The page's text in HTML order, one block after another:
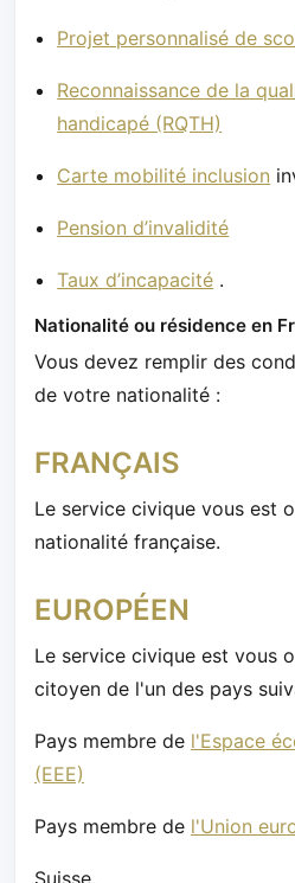
Projet personnalisé de
Reconnaissance de la
handicapé (RQTH)
Carte mobilité inclusion
Pension d’invalidité
Taux d’incapacité .
Nationalité ou résidence en
Vous devez remplir des
de votre nationalité :
FRANÇAIS
Le service civique vous est
nationalité française.
EUROPÉEN
Le service civique est vous
citoyen de l'un des pays
Pays membre de l'Espace
(EEE)
Pays membre de l'Union
Suisse.